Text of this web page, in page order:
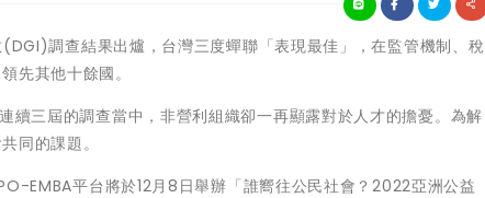
調查結果出爐，台灣三度蟬聯「表現最佳」，在監管機制、稅
先其他十餘國。
續三屆的調查當中，非營利組織卻一再顯露對於人才的擔憂。為解
同的課題。
EMBA平台將於12月8日舉辦「誰嚮往公民社會？2022亞洲公益